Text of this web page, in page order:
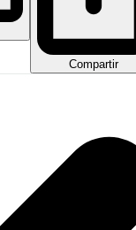
Compartir